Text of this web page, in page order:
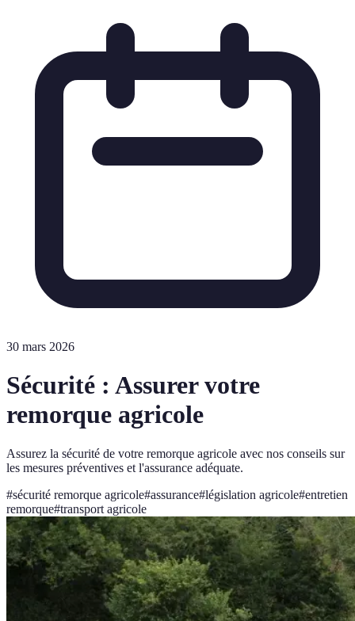
30 mars 2026
Sécurité : Assurer votre
remorque agricole
Assurez la sécurité de votre remorque agricole avec nos conseils sur
les mesures préventives et l'assurance adéquate.
#sécurité remorque agricole#assurance#législation agricole#entretien
remorque#transport agricole